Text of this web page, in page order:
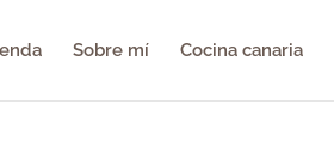
Sobre mí Cocina canaria